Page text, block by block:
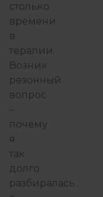
столько
времени
в
терапии.
Возник
резонный
вопрос
–
почему
я
так
долго
разбиралась